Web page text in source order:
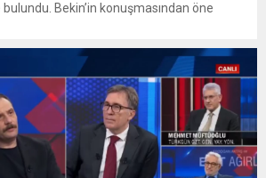
Bekin’in konuşmasından öne
oluşturmayı hedefleyen bazı
kutuplaştırıcı, ayrıştırıcı ve
taraflı saldırı başlatmaları...